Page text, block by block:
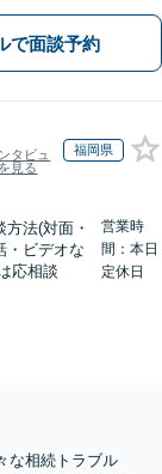
で面談予約
タビュ
見る
福岡県
方法(対面・
・ビデオな
応相談
営業時
間：本日
定休日
な相続トラブル